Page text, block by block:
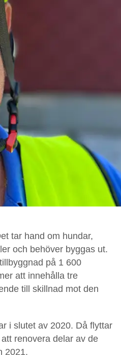
tar hand om hundar,
och behöver byggas ut.
på 1 600
att innehålla tre
till skillnad mot den
i slutet av 2020. Då flyttar
renovera delar av de
2021.